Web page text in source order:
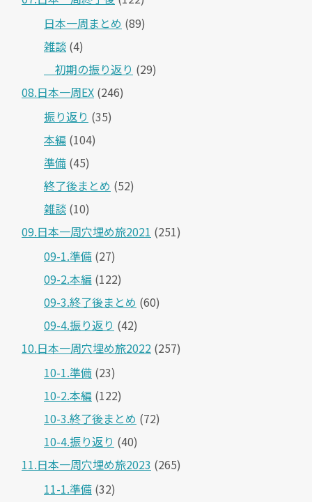
日本一周まとめ (89)
雑談 (4)
＿初期の振り返り (29)
08.日本一周EX (246)
振り返り (35)
本編 (104)
準備 (45)
終了後まとめ (52)
雑談 (10)
09.日本一周穴埋め旅2021 (251)
09-1.準備 (27)
09-2.本編 (122)
09-3.終了後まとめ (60)
09-4.振り返り (42)
10.日本一周穴埋め旅2022 (257)
10-1.準備 (23)
10-2.本編 (122)
10-3.終了後まとめ (72)
10-4.振り返り (40)
11.日本一周穴埋め旅2023 (265)
11-1.準備 (32)